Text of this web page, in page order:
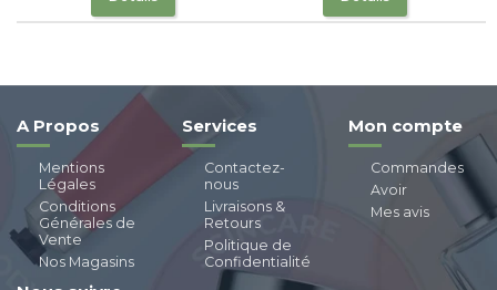
A Propos
Mentions
Légales
Conditions
Générales de
Vente
Nos Magasins
Services
Contactez-
nous
Livraisons &
Retours
Politique de
Confidentialité
Mon compte
Commandes
Avoir
Mes avis